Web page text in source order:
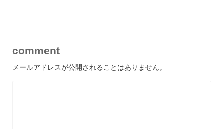
comment
メールアドレスが公開されることはありません。